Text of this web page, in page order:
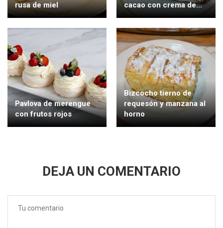
rusa de miel
cacao con crema de...
Pavlova de merengue
con frutos rojos
Bizcocho tierno de
requesón y manzana al
horno
DEJA UN COMENTARIO